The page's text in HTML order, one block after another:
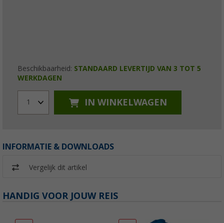
Beschikbaarheid: STANDAARD LEVERTIJD VAN 3 TOT 5
WERKDAGEN
1 IN WINKELWAGEN
INFORMATIE & DOWNLOADS
Vergelijk dit artikel
HANDIG VOOR JOUW REIS